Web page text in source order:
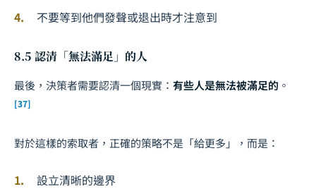
不要等到他們發聲或退出時才注意到
8.5 認清「無法滿足」的人
最後，決策者需要認清一個現實： 有些人是無法被滿足的 。
[37]
對於這樣的索取者，正確的策略不是「給更多」，而是：
設立清晰的邊界